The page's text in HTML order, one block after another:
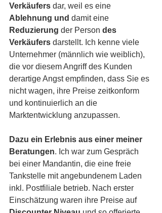
Verkäufers dar, weil es eine
Ablehnung und damit eine
Reduzierung der Person des
Verkäufers darstellt. Ich kenne viele
Unternehmer (männlich wie weiblich),
die vor diesem Angriff des Kunden
derartige Angst empfinden, dass Sie es
nicht wagen, ihre Preise zeitkonform
und kontinuierlich an die
Marktentwicklung anzupassen.
Dazu ein Erlebnis aus einer meiner
Beratungen. Ich war zum Gespräch
bei einer Mandantin, die eine freie
Tankstelle mit angebundenem Laden
inkl. Postfiliale betrieb. Nach erster
Einschätzung waren ihre Preise auf